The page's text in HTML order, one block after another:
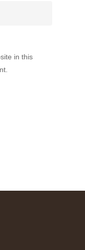
in this